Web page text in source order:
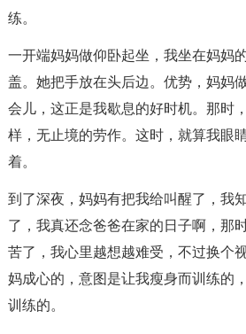
练。
一开端妈妈做仰卧起坐，我坐在妈妈
盖。她把手放在头后边。优势，妈妈
会儿，这正是我歇息的好时机。那时
样，无止境的劳作。这时，就算我眼
着。
到了深夜，妈妈有把我给叫醒了，我
了，我真还念爸爸在家的日子啊，那
苦了，我心里越想越难受，不过换个
妈成心的，意图是让我瘦身而训练的
训练的。